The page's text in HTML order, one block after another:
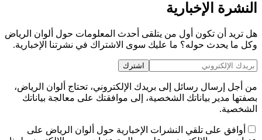
النشرة الإخبارية
هل تريد أن تكون أول من يتلقى أحدث المعلومات حول ألوان الرياض
وكل ما يحدث حوله؟ ما عليك سوى الاشتراك في نشرتنا الإخبارية.
اشترك
من أجل إرسال رسائل إلى بريدك الإلكتروني، تحتاج ألوان الرياض،
بصفتها مدير بياناتك الشخصية، إلى موافقتك على معالجة بياناتك
الشخصية.
أوافق على تلقي النشرات الإخبارية حول ألوان الرياض على